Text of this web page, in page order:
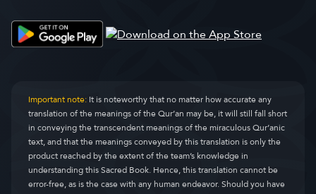
Important note:It is noteworthy that no matter how accurate any
translation of the meanings of the Qur’an may be, it will still fall short
in conveying the transcendent meanings of the miraculous Qur’anic
text, and that the meanings conveyed by this translation is only the
product reached by the extent of the team’s knowledge in
understanding this Sacred Book. Hence, this translation cannot be
error-free, as is the case with any human endeavor. Should you have